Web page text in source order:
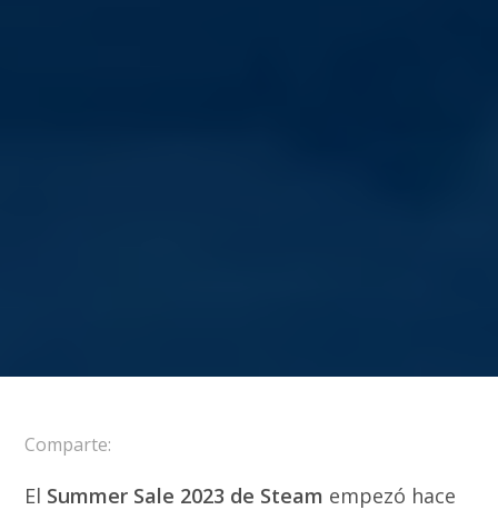
Comparte:
El Summer Sale 2023 de Steam empezó hace